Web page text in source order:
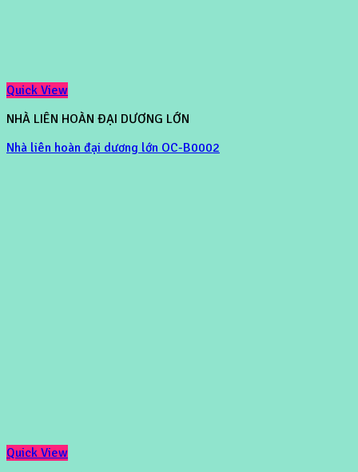
Quick View
NHÀ LIÊN HOÀN ĐẠI DƯƠNG LỚN
Nhà liên hoàn đại dương lớn OC-B0002
Quick View